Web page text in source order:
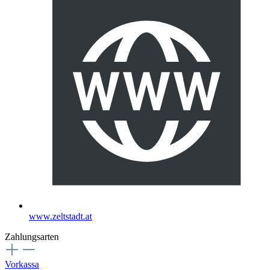
www.zeltstadt.at
Zahlungsarten
Vorkassa